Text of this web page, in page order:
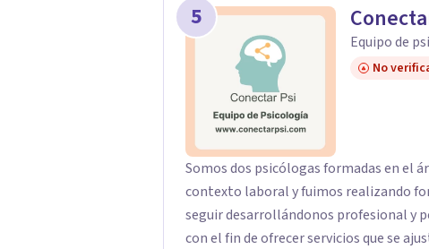
5
Equipo de
No
Somos dos psicólogas formadas en el
contexto laboral y fuimos realizando
seguir desarrollándonos profesional y
con el fin de ofrecer servicios que se ajusten a